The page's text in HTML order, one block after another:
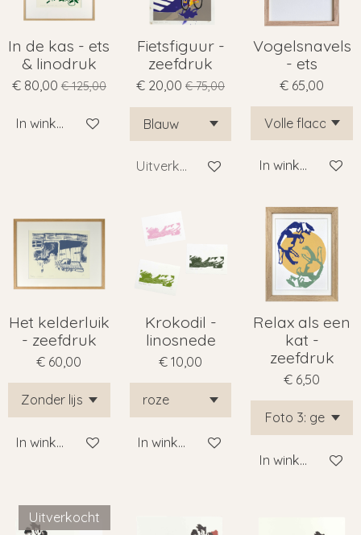
In de kas - ets
& linodruk
€ 80,00 € 125,00
In winkelwagen
Fietsfiguur -
zeefdruk
€ 20,00 € 75,00
Uitverkocht
Vogelsnavels
- ets
€ 65,00
In winkelwagen
Het kelderluik
- zeefdruk
€ 60,00
In winkelwagen
Krokodil -
linosnede
€ 10,00
In winkelwagen
Relax als een
kat -
zeefdruk
€ 6,50
In winkelwagen
Uitverkocht